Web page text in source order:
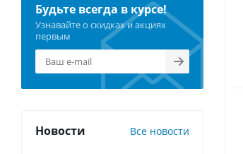
Будьте всегда в курсе!
Узнавайте о скидках и акциях
первым
Новости Все новости